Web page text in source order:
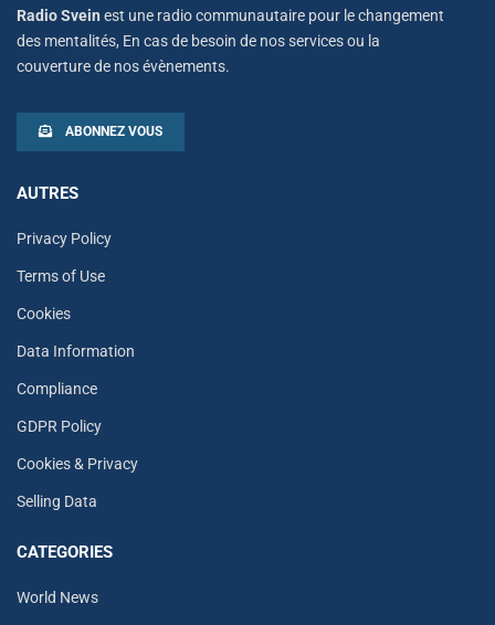
Radio Svein est une radio communautaire pour le changement
des mentalités, En cas de besoin de nos services ou la
couverture de nos évènements.
ABONNEZ VOUS
AUTRES
Privacy Policy
Terms of Use
Cookies
Data Information
Compliance
GDPR Policy
Cookies & Privacy
Selling Data
CATEGORIES
World News